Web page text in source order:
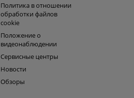
Политика в отношении
обработки файлов
cookie
Положение о
видеонаблюдении
Сервисные центры
Новости
Обзоры